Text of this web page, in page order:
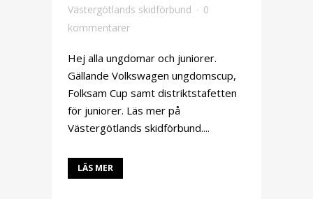
Västergötlands skidförbund
0
kommentarer
Hej alla ungdomar och juniorer.
Gällande Volkswagen ungdomscup,
Folksam Cup samt distriktstafetten
för juniorer. Läs mer på
Västergötlands skidförbund....
LÄS MER